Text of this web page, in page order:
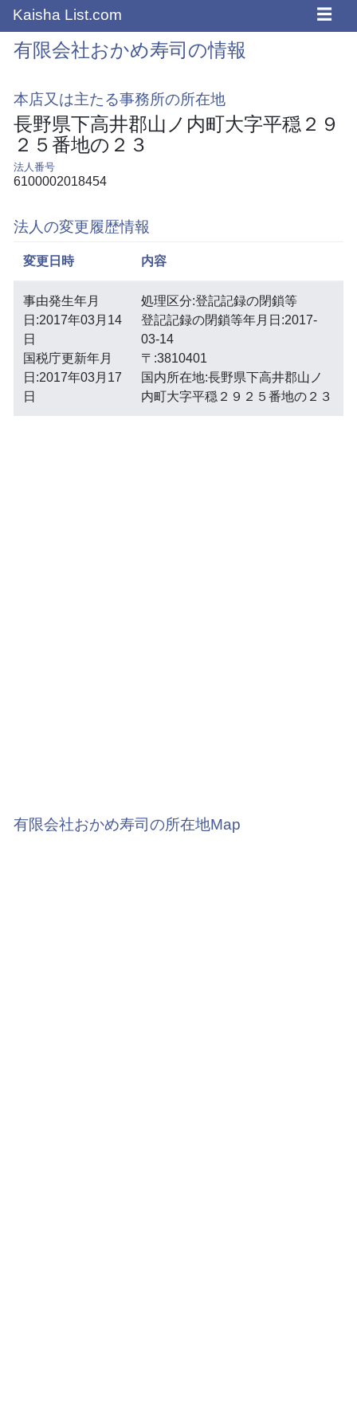
Kaisha List.com ☰
有限会社おかめ寿司の情報
本店又は主たる事務所の所在地
長野県下高井郡山ノ内町大字平穏２９
２５番地の２３
法人番号
6100002018454
法人の変更履歴情報
変更日時 内容
事由発生年月
日:2017年03月14
日
国税庁更新年月
日:2017年03月17
日
処理区分:登記記録の閉鎖等
登記記録の閉鎖等年月日:2017-
03-14
〒:3810401
国内所在地:長野県下高井郡山ノ
内町大字平穏２９２５番地の２３
有限会社おかめ寿司の所在地Map